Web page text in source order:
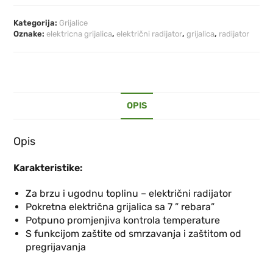
Kategorija: Grijalice
Oznake:elektricna grijalica,električni radijator,grijalica, radijator
OPIS
Opis
Karakteristike:
Za brzu i ugodnu toplinu – električni radijator
Pokretna električna grijalica sa 7 ” rebara”
Potpuno promjenjiva kontrola temperature
S funkcijom zaštite od smrzavanja i zaštitom od
pregrijavanja